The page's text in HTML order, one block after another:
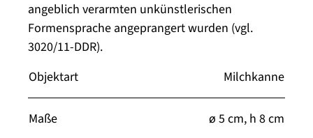
angeblich verarmten unkünstlerischen
Formensprache angeprangert wurden (vgl.
3020/11-DDR).
Objektart
Milchkanne
Maße ø 5 cm, h 8 cm